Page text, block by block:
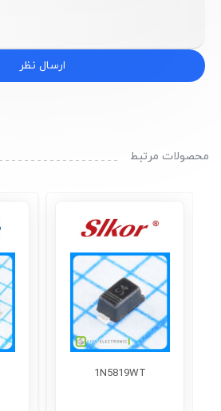
ارسال نظر
محصولات مرتبط
1N5819WT